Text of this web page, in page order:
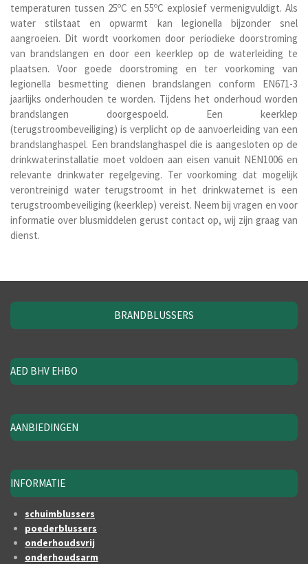
temperaturen tussen 25ºC en 55ºC explosief vermenigvuldigt. Als
water stilstaat en opwarmt kan legionella bijzonder snel
aangroeien. Dit wordt voorkomen door periodieke doorstroming
van brandslangen en door een keerklep op de waterleiding te
plaatsen. Voor goede doorstroming en ter voorkoming van
legionella besmetting dienen brandslangen conform EN671-3
jaarlijks onderhouden te worden. Tijdens het onderhoud worden
brandslangen doorgespoeld. Een keerklep
(terugstroombeveiliging) is verplicht op de aanvoerleiding van een
brandslanghaspel. Een brandslanghaspel die is aangesloten op de
drinkwaterinstallatie moet voldoen aan eisen vanuit NEN1006 en
relevante drinkwater regelgeving. Ter voorkoming dat mogelijk
verontreinigd water terugstroomt in het drinkwaternet is een
terugstroombeveiliging (keerklep) vereist. Neem bij vragen en voor
informatie over blusmiddelen gerust contact op, wij zijn graag van
dienst.
BRANDBLUSSERS
AED BHV EHBO
AANBIEDINGEN
INFORMATIE
schuimblussers
poederblussers
onderhoudsvrij
onderhoudsarm